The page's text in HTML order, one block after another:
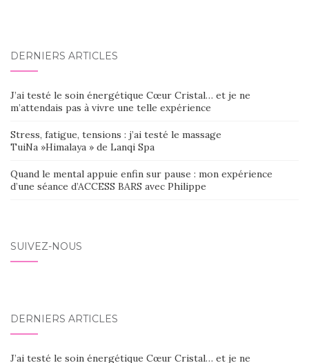
DERNIERS ARTICLES
J’ai testé le soin énergétique Cœur Cristal… et je ne
m’attendais pas à vivre une telle expérience
Stress, fatigue, tensions : j’ai testé le massage
TuiNa »Himalaya » de Lanqi Spa
Quand le mental appuie enfin sur pause : mon expérience
d’une séance d’ACCESS BARS avec Philippe
SUIVEZ-NOUS
DERNIERS ARTICLES
J’ai testé le soin énergétique Cœur Cristal… et je ne